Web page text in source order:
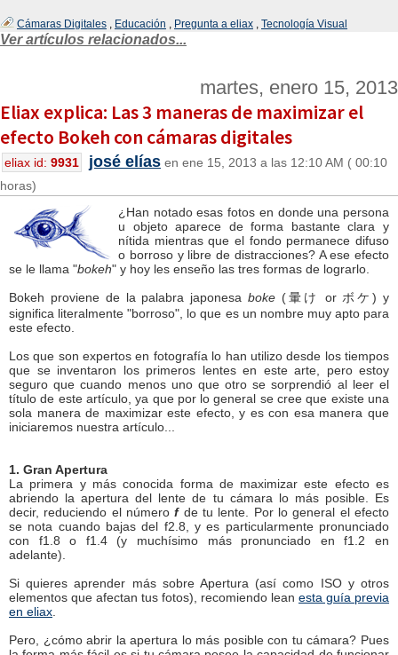
Cámaras Digitales , Educación , Pregunta a eliax , Tecnología Visual
Ver artículos relacionados...
martes, enero 15, 2013
Eliax explica: Las 3 maneras de maximizar el
efecto Bokeh con cámaras digitales
eliax id: 9931 josé elías en ene 15, 2013 a las 12:10 AM ( 00:10
horas)
¿Han notado esas fotos en donde una persona
u objeto aparece de forma bastante clara y
nítida mientras que el fondo permanece difuso
o borroso y libre de distracciones? A ese efecto
se le llama "bokeh" y hoy les enseño las tres formas de lograrlo.
Bokeh proviene de la palabra japonesaboke (暈け or ボケ) y
significa literalmente "borroso", lo que es un nombre muy apto para
este efecto.
Los que son expertos en fotografía lo han utilizo desde los tiempos
que se inventaron los primeros lentes en este arte, pero estoy
seguro que cuando menos uno que otro se sorprendió al leer el
título de este artículo, ya que por lo general se cree que existe una
sola manera de maximizar este efecto, y es con esa manera que
iniciaremos nuestra artículo...
1. Gran Apertura
La primera y más conocida forma de maximizar este efecto es
abriendo la apertura del lente de tu cámara lo más posible. Es
decir, reduciendo el númerofde tu lente. Por lo general el efecto
se nota cuando bajas del f2.8, y es particularmente pronunciado
con f1.8 o f1.4 (y muchísimo más pronunciado en f1.2 en
adelante).
Si quieres aprender más sobre Apertura (así como ISO y otros
elementos que afectan tus fotos), recomiendo lean esta guía previa
en eliax
Pero, ¿cómo abrir la apertura lo más posible con tu cámara? Pues